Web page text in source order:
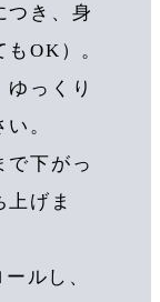
つき、身
OK）。
ゆっくり
。
で下がっ
上げま
ルし、